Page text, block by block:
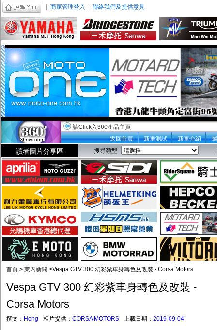
商家管理登入 聯絡我們及提供意見
請Click入360產品主頁
返回首頁
新車測試 新車介紹
讀者圖片分享區 搜尋類型
首頁 > 業內新聞 >Vespa GTV 300 幻彩紫車身轉色及改裝 - Corsa Motors
Vespa GTV 300 幻彩紫車身轉色及改裝 -
Corsa Motors
撰文： Hong 相片提供： CORSA MOTORS 上載日期： 2019-09-04